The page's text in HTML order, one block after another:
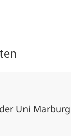
Uni Marburg